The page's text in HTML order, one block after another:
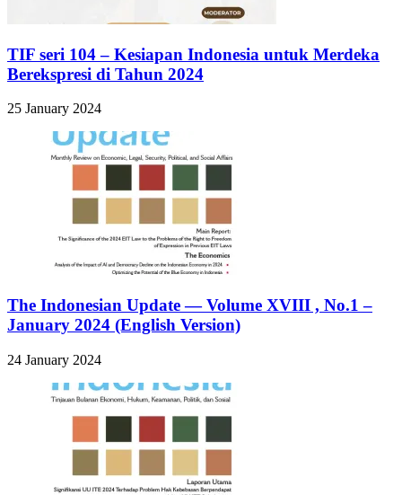
TIF seri 104 – Kesiapan Indonesia untuk Merdeka
Berekspresi di Tahun 2024
25 January 2024
The Indonesian Update — Volume XVIII , No.1 –
January 2024 (English Version)
24 January 2024